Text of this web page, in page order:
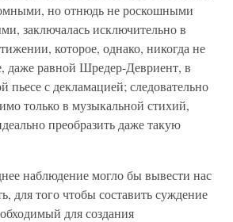
но отнюдь не роскошными
заключалась исключительно в
которое, однако, никогда не
даже равной Шредер-Девриент, в
пьесе с декламацией; следовательно
только в музыкальной стихий,
преобразить даже такую
наблюдение могло бы вывести нас
для того чтобы составить суждение
для создания